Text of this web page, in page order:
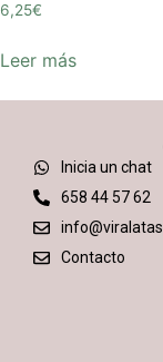
6,25€
Leer más
Inicia un chat
658 44 57 62
Contacto